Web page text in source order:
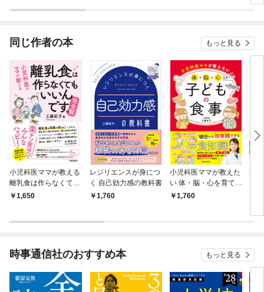
どおりに進めることなんてできない！お悩み事例❷ 離乳食作りはこんなに
も、 全然パクパク食べてくれない！お悩み事例❹ 離乳食作りはこんなに
ない！お悩み事例❺ 離乳食作りはこんなに大変！こんなにつらいのに、や
められないのってつらすぎる！● COLUMN・コラム 思わず子どもに手を
あげてしまったのは離乳食の時期だったPART2 「離乳食」は作らないほ
うがうまくいく！「買う離乳食」にはよいことがいっぱい手作り離乳食の
問題点❶マニュアルどおりに進めることなんてできない！「買う離乳食」
ならここが解決❶手間も時間もかからず、楽・早い・安全・保存ができる
手作り離乳食の問題点❷栄養が偏りやすい、成長に欠かせない鉄やビタミ
ンＤが不足しやすい「買う離乳食」ならここが解決❷メニューの種類が豊
富であり、鉄やビタミンＤが上手にとれる手作り離乳食の問題点❸外出時
の持ち運びが大変「買う離乳食」ならここが解決❸持ち運びに便利、外出
先で買うこともできる手作り離乳食の問題点❹知らなかったために、子ど
もの健康を傷つけることがある「買う離乳食」ならここが解決❹安全な食
材を使用、塩分調整とアレルギーにも配慮手作り離乳食の問題点❺思わぬ
しくなる「買う離乳食」ならここが解決❻イライラが激減、みんなの笑顔
事な栄養素─エネルギー、鉄、亜鉛、ビタミンＤ・Ａ そもそもなんで
知っておきたい栄養の深いワケ─ 栄養素は体にどう役立つの？ 不足すると
どうなる？どうやって摂ればいい？エネルギー 食料が豊富な日本でも、
冷
同じ作者の本 もっと見る
小児科医ママが教える
離乳食は作らなくても
いいんです 完全版
1,650
レジリエンスが身につ
く 自己効力感の教科書
1,760
小児科医ママが教えた
い 体・脳・心を育て
る！子どもの食事
1,760
進
時事通信社のおすすめ本 もっと見る